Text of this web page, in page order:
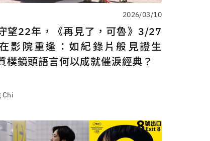
2026/03/10
望22年，《再見了，可魯》3/27
影院重逢：如紀錄片般見證生
樸鏡頭語言何以成就催淚經典？
Chi